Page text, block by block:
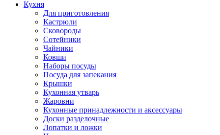
Кухня
Для приготовления
Кастрюли
Сковороды
Сотейники
Чайники
Ковши
Наборы посуды
Посуда для запекания
Крышки
Кухонная утварь
Жаровни
Кухонные принадлежности и аксессуары
Доски разделочные
Лопатки и ложки